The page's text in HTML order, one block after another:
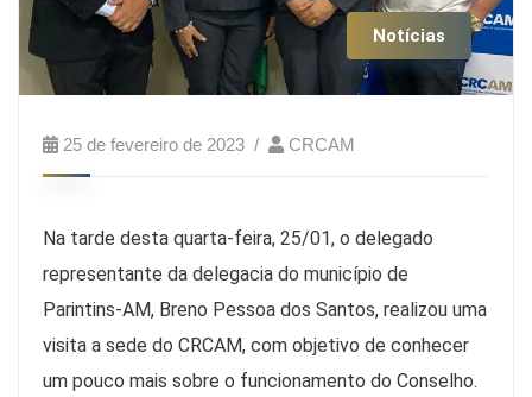
Notícias
25 de fevereiro de 2023 CRCAM
Na tarde desta quarta-feira, 25/01, o delegado
representante da delegacia do município de
Parintins-AM, Breno Pessoa dos Santos, realizou uma
visita a sede do CRCAM, com objetivo de conhecer
um pouco mais sobre o funcionamento do Conselho.